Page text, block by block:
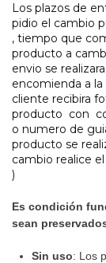
Los plazos de
pidio el cambio
, tiempo que
producto a
envio se
encomienda a
cliente recibira
producto con
o numero de
producto se
cambio realice
)
Es condición
sean
Sin uso: Los